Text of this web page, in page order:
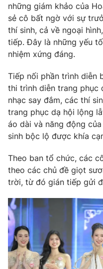
những giám khảo của
sẻ cô bất ngờ với sự
thí sinh, cả về ngoại
tiếp. Đây là những yếu
nhiệm xứng đáng.
Tiếp nối phần trình diễn
thi trình diễn trang phục
nhạc say đắm, các thí
trang phục dạ hội lộng
áo dài và năng động
sinh bộc lộ được khía
Theo ban tổ chức, các
theo các chủ đề giọt
trời, từ đó gián tiếp gửi